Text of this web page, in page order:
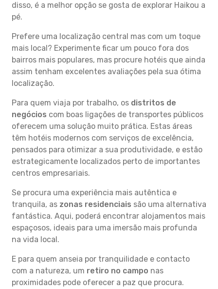
disso, é a melhor opção se gosta de explorar Haikou a
pé.
Prefere uma localização central mas com um toque
mais local? Experimente ficar um pouco fora dos
bairros mais populares, mas procure hotéis que ainda
assim tenham excelentes avaliações pela sua ótima
localização.
Para quem viaja por trabalho, os distritos de
negócios com boas ligações de transportes públicos
oferecem uma solução muito prática. Estas áreas
têm hotéis modernos com serviços de excelência,
pensados para otimizar a sua produtividade, e estão
estrategicamente localizados perto de importantes
centros empresariais.
Se procura uma experiência mais autêntica e
tranquila, as zonas residenciais são uma alternativa
fantástica. Aqui, poderá encontrar alojamentos mais
espaçosos, ideais para uma imersão mais profunda
na vida local.
E para quem anseia por tranquilidade e contacto
com a natureza, um retiro no campo nas
proximidades pode oferecer a paz que procura.